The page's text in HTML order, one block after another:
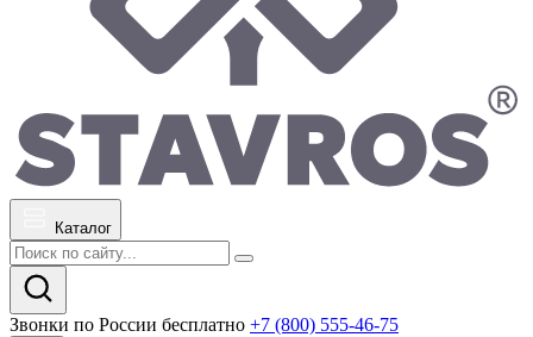
Каталог
Звонки по России бесплатно +7 (800) 555-46-75